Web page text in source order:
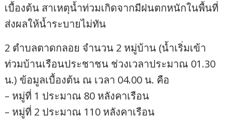
เบื้องต้น สาเหตุน้ำท่วมเกิดจากมีฝนตกหนักในพื้นที่
ส่งผลให้น้ำระบายไม่ทัน
2 ตำบลตาดกลอย จำนวน 2 หมู่บ้าน (น้ำเริ่มเข้า
ท่วมบ้านเรือนประชาชน ช่วงเวลาประมาณ 01.30
น.) ข้อมูลเบื้องต้น ณ เวลา 04.00 น. คือ
– หมู่ที่ 1 ประมาณ 80 หลังคาเรือน
– หมู่ที่ 2 ประมาณ 110 หลังคาเรือน